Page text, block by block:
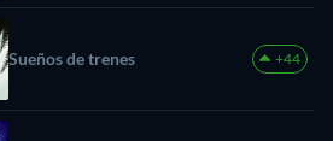
Sueños de trenes +44